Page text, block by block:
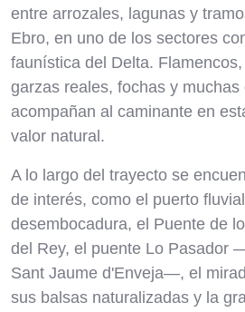
entre arrozales, lagunas y
Ebro, en uno de los sectores
faunística del Delta.
garzas reales, fochas y
acompañan al caminante en
valor natural.
A lo largo del trayecto se
de interés, como el puerto
desembocadura, el Puente de
del Rey, el puente Lo Pasador
Sant Jaume d'Enveja—, el
sus balsas naturalizadas y la